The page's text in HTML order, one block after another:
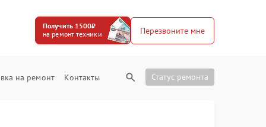
Получить 1500₽
на ремонт техники
Перезвоните мне
на ремонт Контакты Статус ремонта